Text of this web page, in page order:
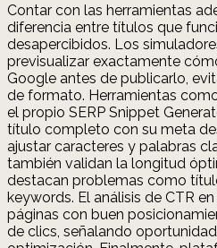
Contar con las herramientas
diferencia entre títulos que
desapercibidos. Los
previsualizar exactamente
Google antes de publicarlo,
de formato. Herramientas
el propio SERP Snippet
título completo con su meta
ajustar caracteres y palabras
también validan la longitud
destacan problemas como
keywords. El análisis de CTR
páginas con buen
de clics, señalando